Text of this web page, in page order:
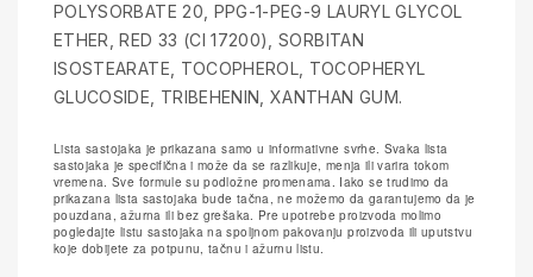
POLYSORBATE 20, PPG-1-PEG-9 LAURYL GLYCOL
ETHER, RED 33 (CI 17200), SORBITAN
ISOSTEARATE, TOCOPHEROL, TOCOPHERYL
GLUCOSIDE, TRIBEHENIN, XANTHAN GUM.
Lista sastojaka je prikazana samo u informativne svrhe. Svaka lista
sastojaka je specifična i može da se razlikuje, menja ili varira tokom
vremena. Sve formule su podložne promenama. Iako se trudimo da
prikazana lista sastojaka bude tačna, ne možemo da garantujemo da je
pouzdana, ažurna ili bez grešaka. Pre upotrebe proizvoda molimo
pogledajte listu sastojaka na spoljnom pakovanju proizvoda ili uputstvu
koje dobijete za potpunu, tačnu i ažurnu listu.